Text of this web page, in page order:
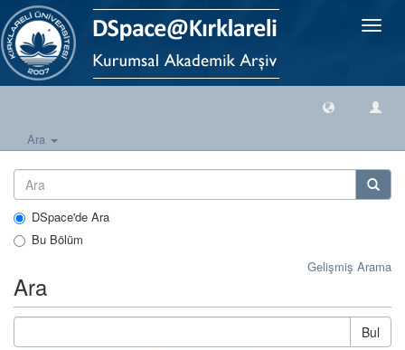
Geçiş
Ara
DSpace'de Ara
Bu Bölüm
Gelişmiş Arama
Ara
Bul